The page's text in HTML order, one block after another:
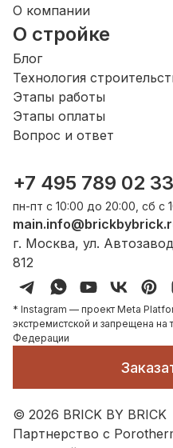
О компании
О стройке
Блог
Технология
Этапы работы
Этапы оплаты
Вопрос и ответ
+7 495 789 02 33
пн-пт с 10:00 до 20:00, сб с
г. Москва, ул.
812
* Instagram — проект Meta
экстремистской и запрещена на
Федерации
© 2026 BRICK BY BRICK
Партнерство с